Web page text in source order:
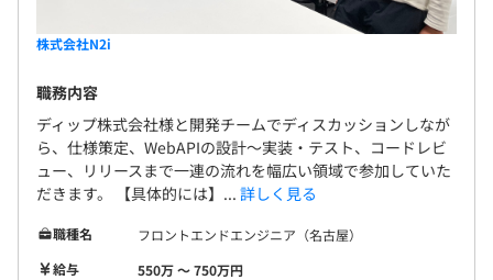
株式会社N2i
職務内容
ディップ株式会社様と開発チームでディスカッションしなが
ら、仕様策定、WebAPIの設計～実装・テスト、コードレビ
ュー、リリースまで一連の流れを幅広い領域で参加していた
だきます。 【具体的には】... 詳しく見る
職種名
フロントエンドエンジニア（名古屋）
給与
550万 〜 750万円